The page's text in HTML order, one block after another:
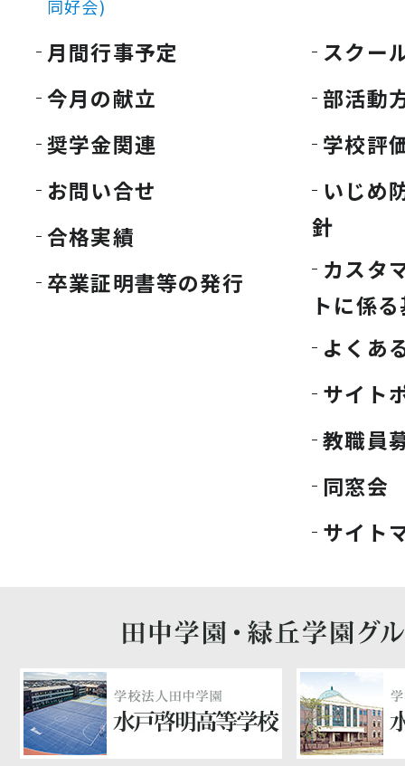
同好会)
月間行事予定
今月の献立
奨学金関連
お問い合せ
合格実績
卒業証明書等の発行
スクー
部活動
学校評
いじめ
針
カスタ
トに係
よくあ
サイト
教職員
同窓会
サイト